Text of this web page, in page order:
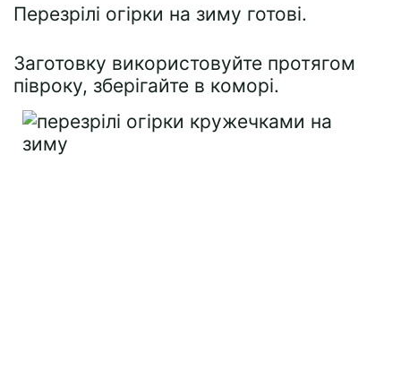
Перезрілі огірки на зиму готові.
Заготовку використовуйте протягом
півроку, зберігайте в коморі.